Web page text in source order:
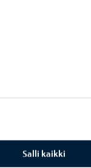
Salli kaikki